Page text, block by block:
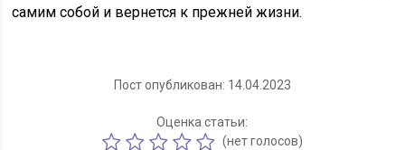
самим собой и вернется к прежней жизни.
Пост опубликован: 14.04.2023
Оценка статьи:
(нет голосов)